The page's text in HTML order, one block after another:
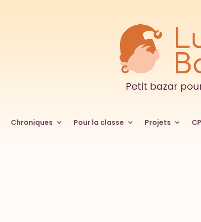
Chroniques Pour la classe Projets CP